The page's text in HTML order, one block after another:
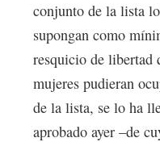
conjunto de la lista
supongan como
resquicio de libertad
mujeres pudieran
de la lista, se lo ha
aprobado ayer –de